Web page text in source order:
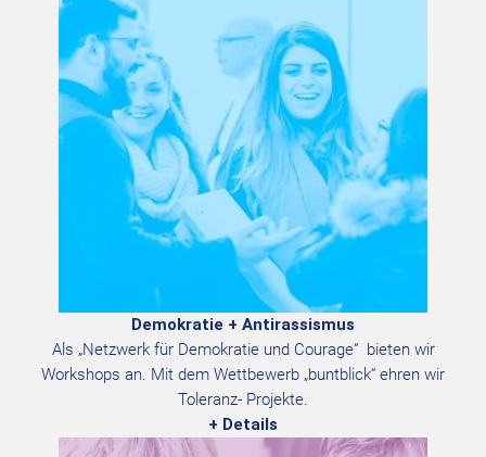
Demokratie + Antirassismus
Als „Netzwerk für Demokratie und Courage“ bieten wir
Workshops an. Mit dem Wettbewerb „buntblick“ ehren wir
Toleranz- Projekte.
+ Details